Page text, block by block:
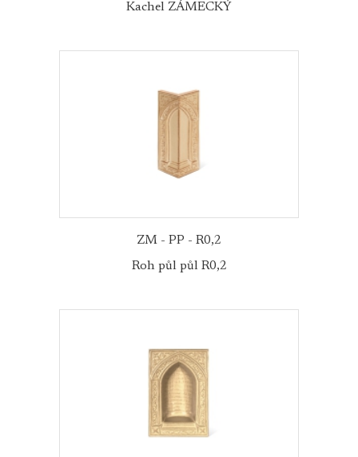
Kachel ZÁMECKÝ
ZM - PP - R0,2
Roh půl půl R0,2